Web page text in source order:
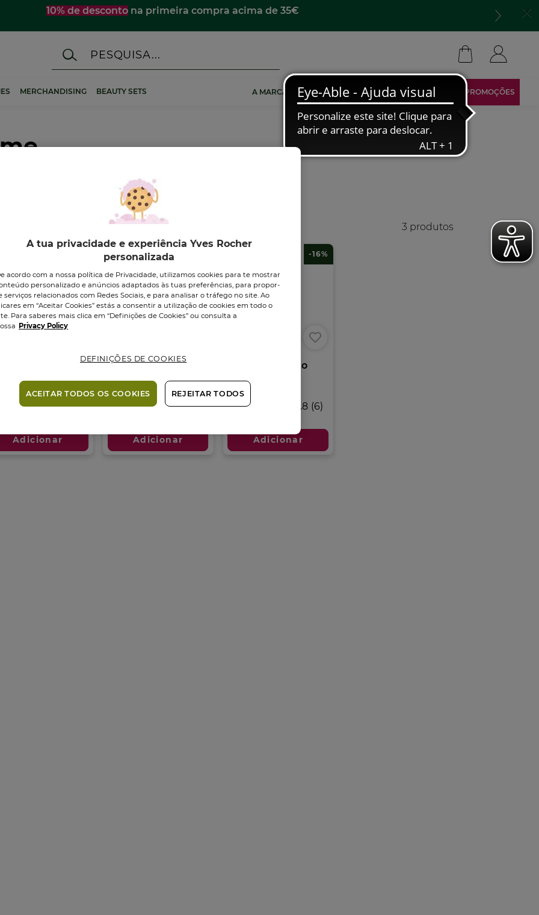
10% de desconto na primeira compra acima de 35€
MERCHANDISING BEAUTY SETS A MARCA TORNA-TE AFILIADO ÁREA RESERVADA PROMOÇÕES
3 produtos
ml
4.8 (4)
Adicionar
Espuma de Barbear
Frasco 200 ml
4.6 (8)
4.6
em
estrelas.
análises
Adicionar
Creme de Rosto
Tubo
4.8 (6)
5
estrelas.
6
-16%
Adicionar
A tua privacidade e experiência Yves Rocher
personalizada
acordo com a nossa política de Privacidade, utilizamos cookies para te mostrar
personalizado e anúncios adaptados às tuas preferências, para propor-
serviços relacionados com Redes Sociais, e para analisar o tráfego no site. Ao
em “Aceitar Cookies” estás a consentir a utilização de cookies em todo o
Para saberes mais clica em “Definições de Cookies” ou consulta a
Privacy Policy
DEFINIÇÕES DE COOKIES
REJEITAR TODOS
ACEITAR TODOS OS COOKIES